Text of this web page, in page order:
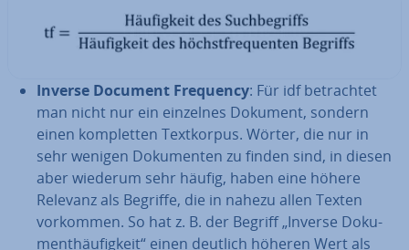
Inverse Document Frequency: Für idf be­trach­tet
man nicht nur ein einzelnes Dokument, sondern
einen kom­plet­ten Text­kor­pus. Wörter, die nur in
sehr wenigen Do­ku­men­ten zu finden sind, in diesen
aber wiederum sehr häufig, haben eine höhere
Relevanz als Begriffe, die in nahezu allen Texten
vorkommen. So hat z. B. der Begriff „Inverse Do­ku­
ment­häu­fig­keit“ einen deutlich höheren Wert als